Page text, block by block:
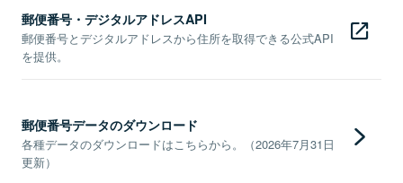
郵便番号・デジタルアドレスAPI
郵便番号とデジタルアドレスから住所を取得できる公式API
を提供。
郵便番号データのダウンロード
各種データのダウンロードはこちらから。（2026年7月31日
更新）